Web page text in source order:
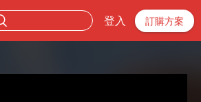
登入 訂購方案